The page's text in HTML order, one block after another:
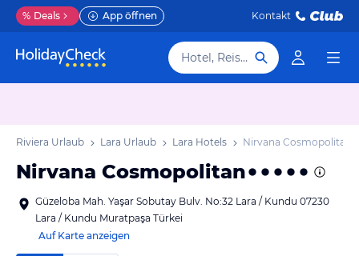
% Deals App öffnen Kontakt
Hotel, Reiseziel
Riviera Urlaub Lara Urlaub Lara Hotels Nirvana Cosmopolitan
Nirvana Cosmopolitan
Güzeloba Mah. Yaşar Sobutay Bulv. No:32 Lara / Kundu 07230
Lara / Kundu Muratpaşa Türkei
Auf Karte anzeigen